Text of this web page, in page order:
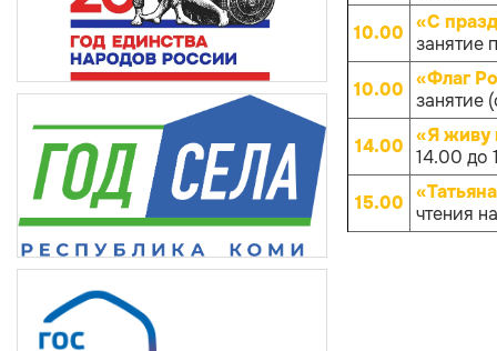
10.00 «С
занятие
10.00 «Флаг
занятие
14.00 «Я живу
14.00 до
15.00 чтения